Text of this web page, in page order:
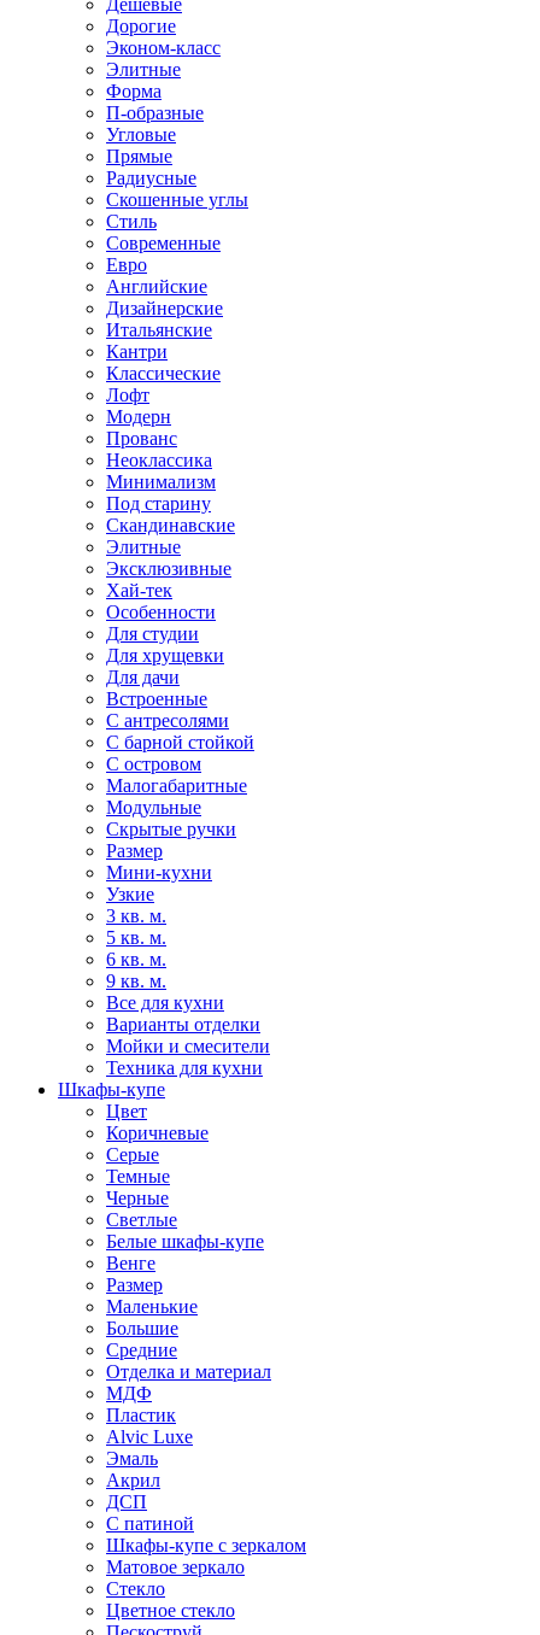
Дешевые
Дорогие
Эконом-класс
Элитные
Форма
П-образные
Угловые
Прямые
Радиусные
Скошенные углы
Стиль
Современные
Евро
Английские
Дизайнерские
Итальянские
Кантри
Классические
Лофт
Модерн
Прованс
Неоклассика
Минимализм
Под старину
Скандинавские
Элитные
Эксклюзивные
Хай-тек
Особенности
Для студии
Для хрущевки
Для дачи
Встроенные
С антресолями
С барной стойкой
С островом
Малогабаритные
Модульные
Скрытые ручки
Размер
Мини-кухни
Узкие
3 кв. м.
5 кв. м.
6 кв. м.
9 кв. м.
Все для кухни
Варианты отделки
Мойки и смесители
Техника для кухни
Шкафы-купе
Цвет
Коричневые
Серые
Темные
Черные
Светлые
Белые шкафы-купе
Венге
Размер
Маленькие
Большие
Средние
Отделка и материал
МДФ
Пластик
Alvic Luxe
Эмаль
Акрил
ДСП
С патиной
Шкафы-купе с зеркалом
Матовое зеркало
Стекло
Цветное стекло